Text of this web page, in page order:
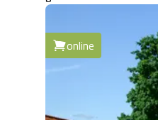
online